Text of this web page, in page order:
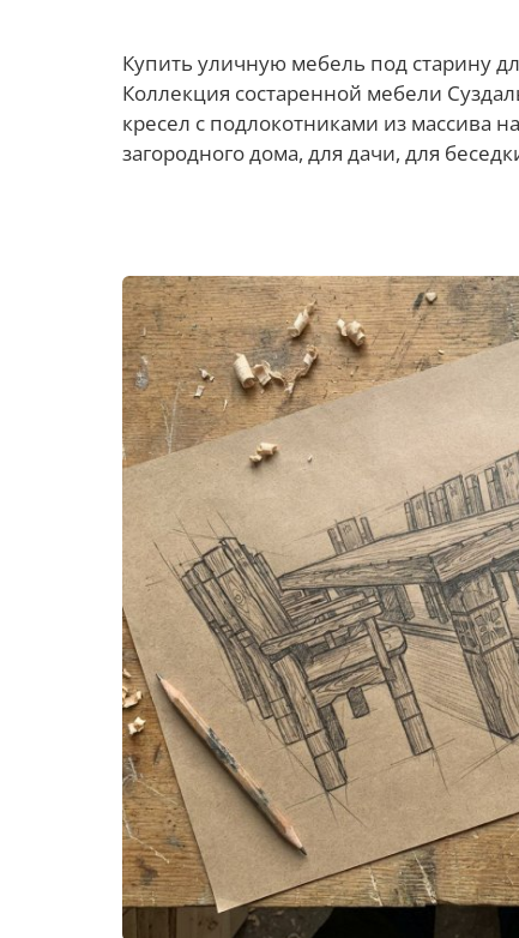
Купить уличную мебель под старину
Коллекция состаренной мебели
кресел с подлокотниками из массива
загородного дома, для дачи, для